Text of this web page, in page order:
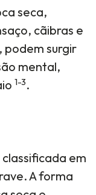
seca,
cãibras e
podem surgir
mental,
1-3.
em
A forma